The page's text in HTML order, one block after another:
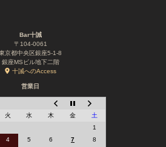
Bar十誡
〒104-0061
京都中央区銀座5-1-8
銀座MSビル地下二階
十誡へのAccess
営業日
火 水 木 金
土
1
4 5 6 7
8